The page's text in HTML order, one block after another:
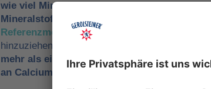
wie viel Mineralwasser man für eine
Mineralstoffzufuhrzu sich nehmen muss,
Referenzmengen für die tägliche Zufuhr von
hinzuziehen. So würde zum Beispiel
mehr als ein Drittel des empfohlenen
an Calcium und Magnesium